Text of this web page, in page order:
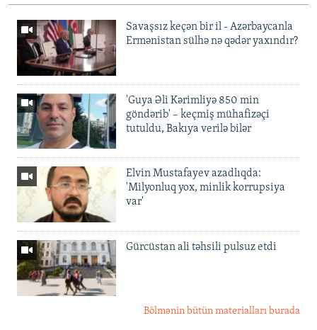
Savaşsız keçən bir il - Azərbaycanla
Ermənistan sülhə nə qədər yaxındır?
'Guya Əli Kərimliyə 850 min
göndərib' – keçmiş mühafizəçi
tutuldu, Bakıya verilə bilər
Elvin Mustafayev azadlıqda:
'Milyonluq yox, minlik korrupsiya
var'
Gürcüstan ali təhsili pulsuz etdi
Bölmənin bütün materialları burada